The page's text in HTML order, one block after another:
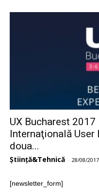
UX Bucharest
Internaţională User
doua...
Știință&Tehnică - 28/08/2017
[newsletter_form]